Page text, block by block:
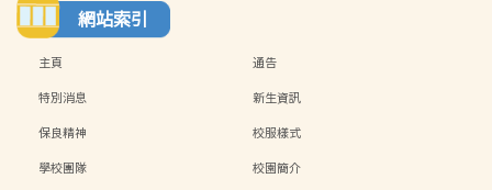
網站索引
主頁
通告
特別消息
新生資訊
保良精神
校服樣式
學校團隊
校園簡介